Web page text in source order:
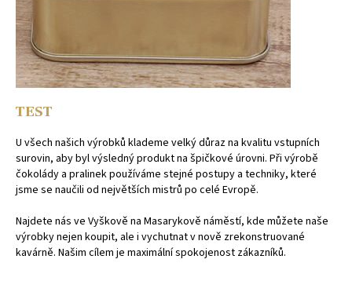
TEST
U všech našich výrobků klademe velký důraz na kvalitu vstupních
surovin, aby byl výsledný produkt na špičkové úrovni. Při výrobě
čokolády a pralinek používáme stejné postupy a techniky, které
jsme se naučili od největších mistrů po celé Evropě.
Najdete nás ve Vyškově na Masarykově náměstí, kde můžete naše
výrobky nejen koupit, ale i vychutnat v nově zrekonstruované
kavárně. Našim cílem je maximální spokojenost zákazníků.